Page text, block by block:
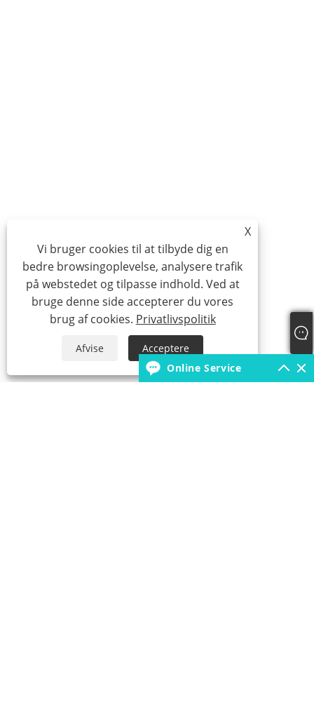
X
Vi bruger cookies til at tilbyde dig en
bedre browsingoplevelse, analysere trafik
på webstedet og tilpasse indhold. Ved at
bruge denne side accepterer du vores
brug af cookies. Privatlivspolitik
Afvise
Acceptere
Online Service